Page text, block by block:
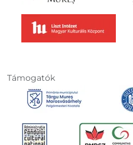
Támogatók